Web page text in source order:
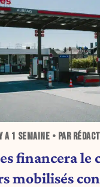
A1 SEMAINE • PAR
financera le
mobilisés